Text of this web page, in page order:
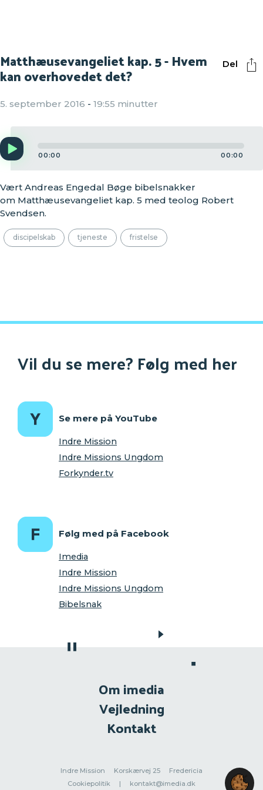
Del
Matthæusevangeliet kap. 5 - Hvem
kan overhovedet det?
5. september 2016 - 19:55 minutter
Audio
Player
00:00 00:00
Vært Andreas Engedal Bøge bibelsnakker
om Matthæusevangeliet kap. 5 med teolog Robert
Svendsen.
discipelskab tjeneste fristelse
Vil du se mere? Følg med her
Se mere på YouTube
Indre Mission
Indre Missions Ungdom
Forkynder.tv
Følg med på Facebook
Imedia
Indre Mission
Indre Missions Ungdom
Bibelsnak
Om imedia
Vejledning
Kontakt
Indre Mission Korskærvej 25
Fredericia
Cookiepolitik
| kontakt@imedia.dk